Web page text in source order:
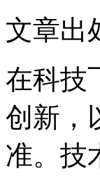
文章出
在科技
创新，
准。技